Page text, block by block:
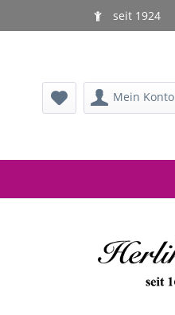
seit 1924
Mein Konto